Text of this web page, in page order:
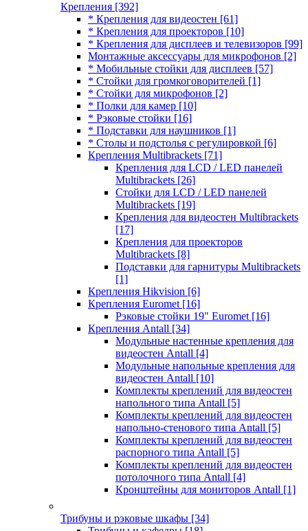
Крепления [392]
* Крепления для видеостен [61]
* Крепления для проекторов [10]
* Крепления для дисплеев и телевизоров [99]
Монтажные аксессуары для микрофонов [2]
* Мобильные стойки для дисплеев [57]
* Стойки для громкоговорителей [1]
* Стойки для микрофонов [2]
* Полки для камер [10]
* Рэковые стойки [16]
* Подставки для наушников [1]
* Столы и подстолья с регулировкой [6]
Крепления Multibrackets [71]
Крепления для LCD / LED панелей
Multibrackets [26]
Стойки для LCD / LED панелей
Multibrackets [19]
Крепления для видеостен Multibrackets
[17]
Крепления для проекторов
Multibrackets [8]
Подставки для гарнитуры Multibrackets
[1]
Крепления Hikvision [6]
Крепления Euromet [16]
Рэковые стойки 19" Euromet [16]
Крепления Antall [34]
Модульные настенные крепления для
видеостен Antall [4]
Модульные напольные крепления для
видеостен Antall [10]
Комплекты креплений для видеостен
напольного типа Antall [5]
Комплекты креплений для видеостен
напольно-стенового типа Antall [5]
Комплекты креплений для видеостен
распорного типа Antall [5]
Комплекты креплений для видеостен
потолочного типа Antall [4]
Кронштейны для мониторов Antall [1]
Трибуны и рэковые шкафы [34]